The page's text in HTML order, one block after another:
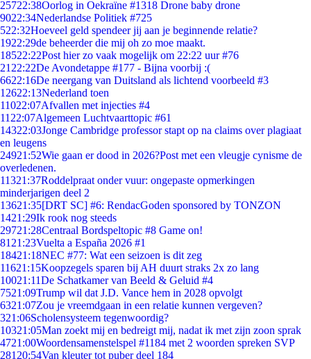
25722:38Oorlog in Oekraïne #1318 Drone baby drone
9022:34Nederlandse Politiek #725
522:32Hoeveel geld spendeer jij aan je beginnende relatie?
1922:29de beheerder die mij oh zo moe maakt.
18522:22Post hier zo vaak mogelijk om 22:22 uur #76
21 22:22De Avondetappe #177 - Bijna voorbij :(
6622:16De neergang van Duitsland als lichtend voorbeeld #3
12622:13Nederland toen
11022:07Afvallen met injecties #4
11 22:07Algemeen Luchtvaarttopic #61
14322:03Jonge Cambridge professor stapt op na claims over plagiaat
en leugens
24921:52Wie gaan er dood in 2026?Post met een vleugje cynisme de
overledenen.
11321:37Roddelpraat onder vuur: ongepaste opmerkingen
minderjarigen deel 2
13621:35[DRT SC] #6: RendacGoden sponsored by TONZON
1421:29Ik rook nog steeds
29721:28Centraal Bordspeltopic #8 Game on!
81 21:23Vuelta a España 2026 #1
18421:18NEC #77: Wat een seizoen is dit zeg
11621:15Koopzegels sparen bij AH duurt straks 2x zo lang
10021:11De Schatkamer van Beeld & Geluid #4
7521:09Trump wil dat J.D. Vance hem in 2028 opvolgt
6321:07Zou je vreemdgaan in een relatie kunnen vergeven?
321:06Scholensysteem tegenwoordig?
10321:05Man zoekt mij en bedreigt mij, nadat ik met zijn zoon sprak
4721:00Woordensamenstelspel #1184 met 2 woorden spreken SVP
281 20:54Van kleuter tot puber deel 184